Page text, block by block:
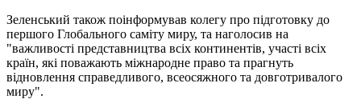
Зеленський також поінформував колегу про підготовку до
першого Глобального саміту миру, та наголосив на
"важливості представництва всіх континентів, участі всіх
країн, які поважають міжнародне право та прагнуть
відновлення справедливого, всеосяжного та довготривалого
миру".